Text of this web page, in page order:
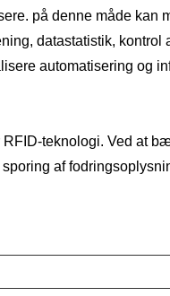
på denne måde kan
datastatistik,
automatisering og
teknologi. Ved at
af